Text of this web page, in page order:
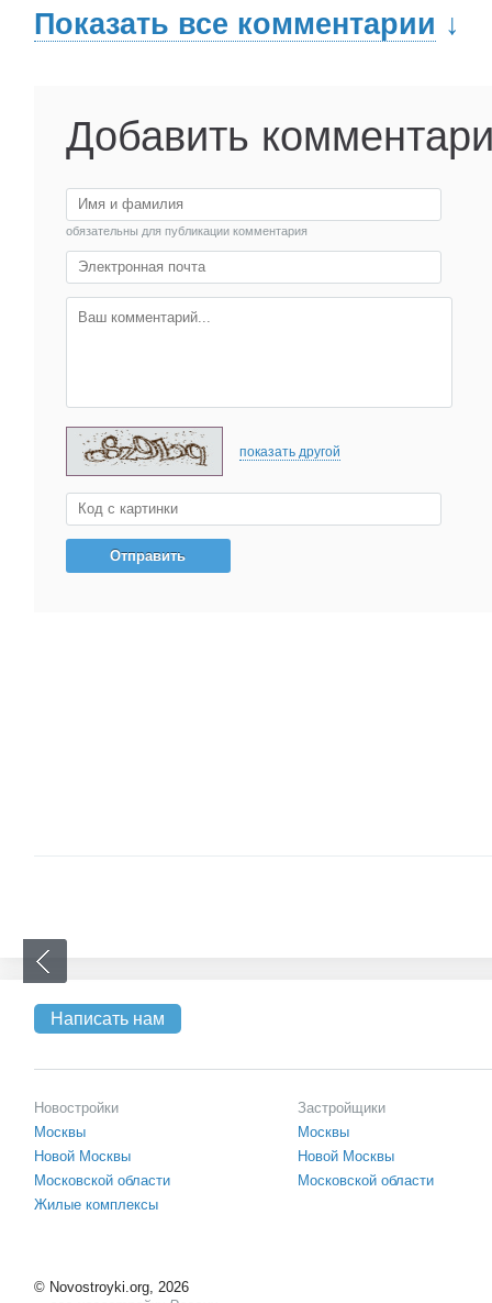
Показать все комментарии ↓
Добавить
обязательны для публикации комментария
показать другой
Написать нам
Новостройки
Москвы
Новой Москвы
Московской области
Жилые комплексы
Застройщики
Москвы
Новой Москвы
Московской области
© Novostroyki.org, 2026